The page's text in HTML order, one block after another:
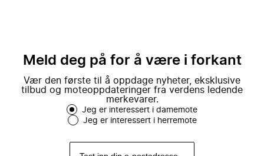
Meld deg på for å være i forkant
Vær den første til å oppdage nyheter, eksklusive
tilbud og moteoppdateringer fra verdens ledende
merkevarer.
Jeg er interessert i damemote
Jeg er interessert i herremote